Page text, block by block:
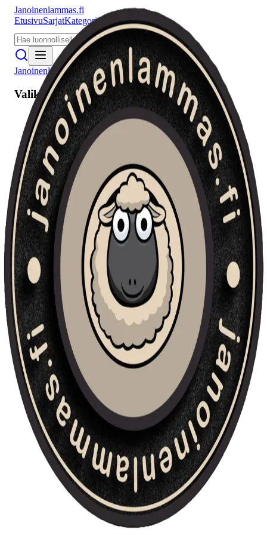
Janoinenlammas.fi
EtusivuSarjatKategoriat PuhujatMeistä
Janoinenlammas.fi
Valikko
Etusivu
Sarjat
Kategoriat
Puhujat
Haku
Tietosuojaseloste
Seuraa meitä
Facebook Instagram
YouTube
© 2026 Janoinenlammas.fi. Kaikki oikeudet pidätetään.